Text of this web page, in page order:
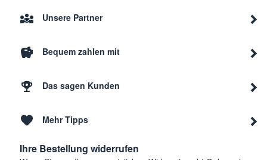
Unsere Partner
Bequem zahlen mit
Das sagen Kunden
Mehr Tipps
Ihre Bestellung widerrufen